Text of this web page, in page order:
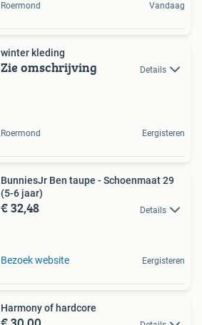
Roermond Vandaag
winter kleding
Zie omschrijving Details
Roermond Eergisteren
BunniesJr Ben taupe - Schoenmaat 29
(5-6 jaar)
€ 32,48 Details
Bezoek website Eergisteren
Harmony of hardcore